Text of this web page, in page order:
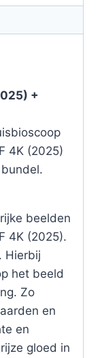
+
4K (2025)
beelden
4K (2025).
Hierbij
het beeld
Zo
en
en
gloed in